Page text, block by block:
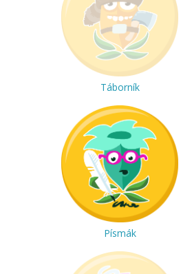
Táborník
Písmák